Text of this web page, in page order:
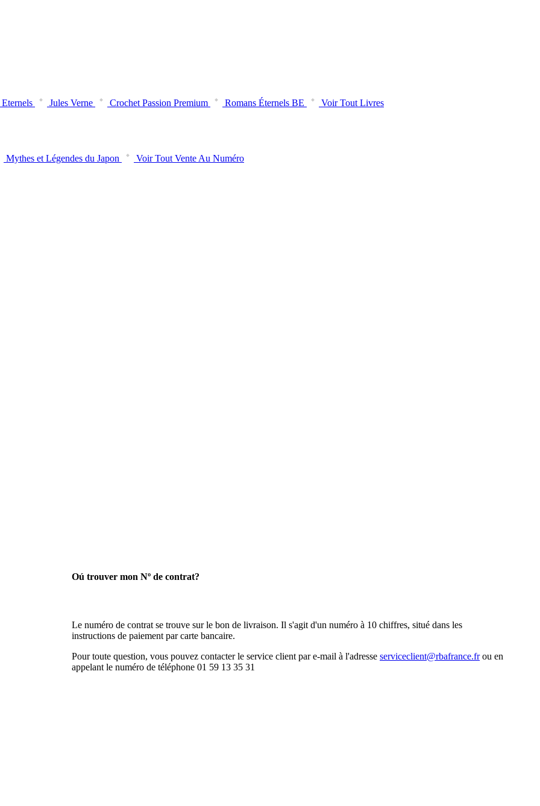
Jules Verne Crochet Passion Premium Romans Éternels BE
Voir Tout Livres
Mythes et Légendes du Japon
Voir Tout Vente Au Numéro
Oú trouver mon Nº de contrat?
Le numéro de contrat se trouve sur le bon de livraison. Il s'agit d'un numéro à 10 chiffres, situé dans les
instructions de paiement par carte bancaire.
Pour toute question, vous pouvez contacter le service client par e-mail à l'adresse serviceclient@rbafrance.frou en
appelant le numéro de téléphone 01 59 13 35 31